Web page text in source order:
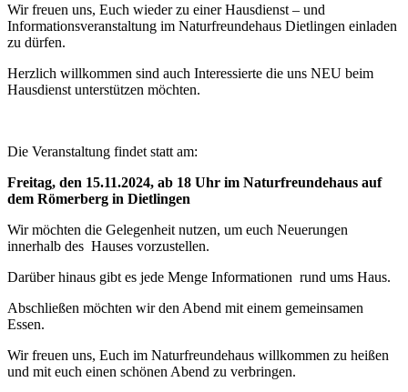
Wir freuen uns, Euch wieder zu einer Hausdienst – und
Informationsveranstaltung im Naturfreundehaus Dietlingen einladen
zu dürfen.
Herzlich willkommen sind auch Interessierte die uns NEU beim
Hausdienst unterstützen möchten.
Die Veranstaltung findet statt am:
Freitag, den 15.11.2024, ab 18 Uhr im Naturfreundehaus auf
dem Römerberg in Dietlingen
Wir möchten die Gelegenheit nutzen, um euch Neuerungen
innerhalb des Hauses vorzustellen.
Darüber hinaus gibt es jede Menge Informationen rund ums Haus.
Abschließen möchten wir den Abend mit einem gemeinsamen
Essen.
Wir freuen uns, Euch im Naturfreundehaus willkommen zu heißen
und mit euch einen schönen Abend zu verbringen.